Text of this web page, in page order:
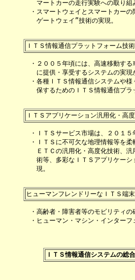
マートカーの走行実験への取り組
・スマートウェイとスマートカーの
ゲートウェイ”技術の実現。
・２００５年頃には、高速移動する
に提供・享受するシステムの実現
・各種ＩＴＳ情報通信システムや様
保するためのＩＴＳ情報通信プラ
・ＩＴＳサービス市場は、２０１５
・ＩＴＳに不可欠な地理情報等を柔
ＥＴＣの汎用化・高度化技術、汎
術等、多彩なＩＴＳアプリケーシ
現。
・高齢者・障害者等のモビリティの
・ヒューマン・マシン・インターフ
ＩＴＳ情報通信システムの総